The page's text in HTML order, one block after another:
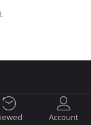
Account